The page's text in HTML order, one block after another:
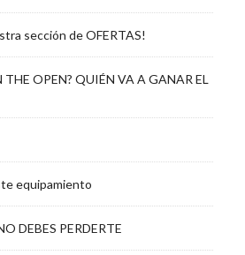
sección de OFERTAS!
OPEN? QUIÉN VA A GANAR EL
equipamiento
DEBES PERDERTE